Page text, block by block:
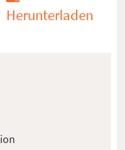
Herunterladen